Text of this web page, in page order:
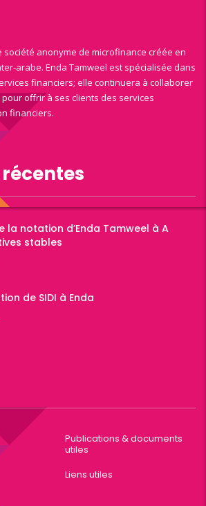
société anonyme de microfinance créée en
arabe. Enda Tamweel est spécialisée dans
financiers; elle continuera à collaborer
offrir à ses clients des services
financiers.
la notation d’Enda Tamweel à A
stables
de SIDI à Enda
Publications & documents
utiles
Liens utiles